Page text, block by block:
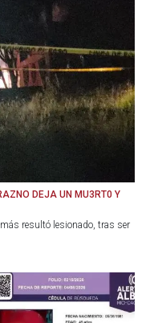
DEJA UN MU3RT0 Y
resultó lesionado, tras ser